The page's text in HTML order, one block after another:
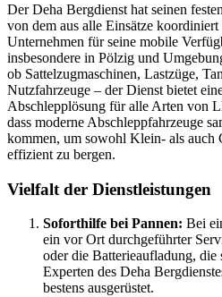
Der Deha Bergdienst hat seinen
von dem aus alle Einsätze
Unternehmen für seine mobile
insbesondere in Pölzig und
ob Sattelzugmaschinen, Lastzüge,
Nutzfahrzeuge – der Dienst bietet
Abschlepplösung für alle Arten von
dass moderne Abschleppfahrzeuge
kommen, um sowohl Klein- als auch
effizient zu bergen.
Vielfalt der Dienstleistungen
Soforthilfe bei Pannen: Bei
ein vor Ort durchgeführter
oder die Batterieaufladung,
Experten des Deha
bestens ausgerüstet.